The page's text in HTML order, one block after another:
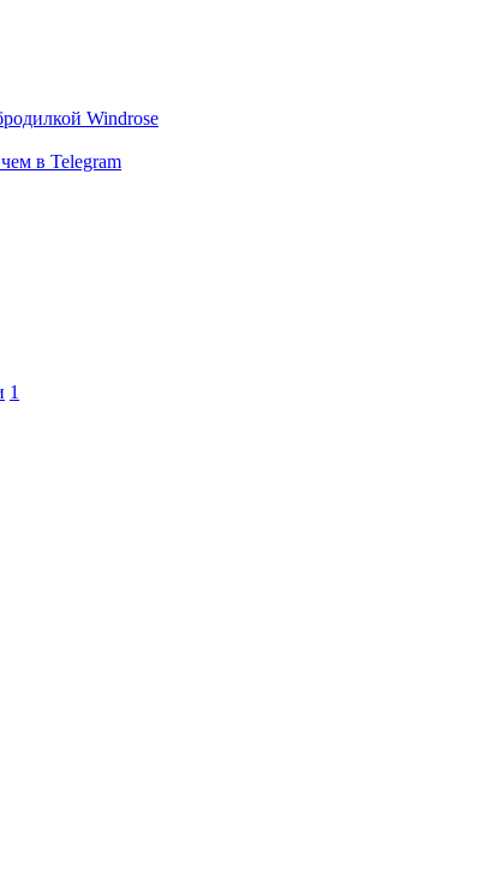
Windrose
в Telegram
1